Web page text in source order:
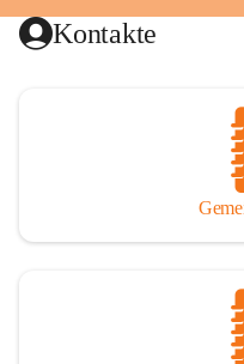
Kontakte